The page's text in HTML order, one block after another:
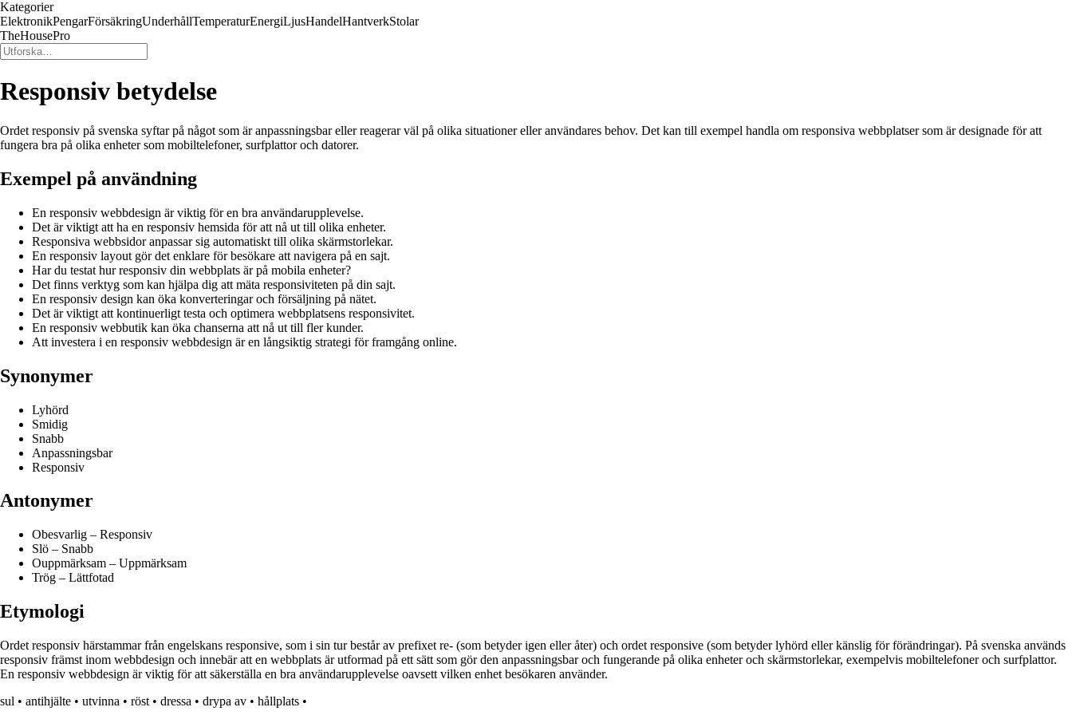
Kategorier
ElektronikPengarFörsäkringUnderhållTemperaturEnergiLjusHandelHantverkStolar
TheHousePro
Responsiv betydelse
Ordet responsiv på svenska syftar på något som är anpassningsbar eller reagerar väl på olika situationer eller användares behov. Det kan till exempel handla om responsiva webbplatser som är designade för att
fungera bra på olika enheter som mobiltelefoner, surfplattor och datorer.
Exempel på användning
En responsiv webbdesign är viktig för en bra användarupplevelse.
Det är viktigt att ha en responsiv hemsida för att nå ut till olika enheter.
Responsiva webbsidor anpassar sig automatiskt till olika skärmstorlekar.
En responsiv layout gör det enklare för besökare att navigera på en sajt.
Har du testat hur responsiv din webbplats är på mobila enheter?
Det finns verktyg som kan hjälpa dig att mäta responsiviteten på din sajt.
En responsiv design kan öka konverteringar och försäljning på nätet.
Det är viktigt att kontinuerligt testa och optimera webbplatsens responsivitet.
En responsiv webbutik kan öka chanserna att nå ut till fler kunder.
Att investera i en responsiv webbdesign är en långsiktig strategi för framgång online.
Synonymer
Lyhörd
Smidig
Snabb
Anpassningsbar
Responsiv
Antonymer
Obesvarlig – Responsiv
Slö – Snabb
Ouppmärksam – Uppmärksam
Trög – Lättfotad
Etymologi
Ordet responsiv härstammar från engelskans responsive, som i sin tur består av prefixet re- (som betyder igen eller åter) och ordet responsive (som betyder lyhörd eller känslig för förändringar). På svenska används
responsiv främst inom webbdesign och innebär att en webbplats är utformad på ett sätt som gör den anpassningsbar och fungerande på olika enheter och skärmstorlekar, exempelvis mobiltelefoner och surfplattor.
En responsiv webbdesign är viktig för att säkerställa en bra användarupplevelse oavsett vilken enhet besökaren använder.
sul • antihjälte • utvinna • röst • dressa • drypa av • hållplats •